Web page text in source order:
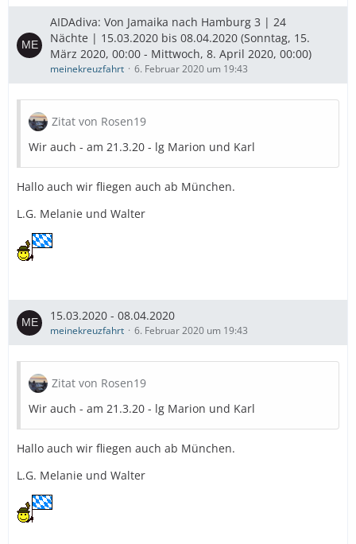
AIDAdiva: Von Jamaika nach Hamburg 3 | 24
Nächte | 15.03.2020 bis 08.04.2020 (Sonntag, 15.
März 2020, 00:00 - Mittwoch, 8. April 2020, 00:00)
meinekreuzfahrt 6. Februar 2020 um 19:43
Zitat von Rosen19
Wir auch - am 21.3.20 - lg Marion und Karl
Hallo auch wir fliegen auch ab München.
L.G. Melanie und Walter
15.03.2020 - 08.04.2020
meinekreuzfahrt 6. Februar 2020 um 19:43
Zitat von Rosen19
Wir auch - am 21.3.20 - lg Marion und Karl
Hallo auch wir fliegen auch ab München.
L.G. Melanie und Walter